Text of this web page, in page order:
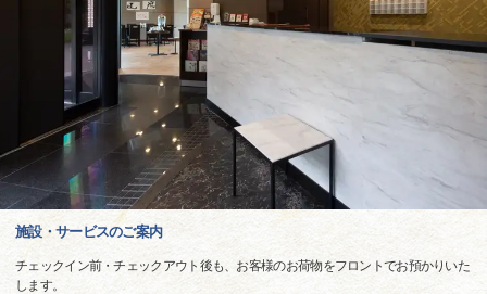
施設・サービスのご案内
チェックイン前・チェックアウト後も、お客様のお荷物をフロントでお預かりいた
します。